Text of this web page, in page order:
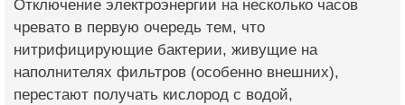
Отключение электроэнергии на несколько часов
чревато в первую очередь тем, что
нитрифицирующие бактерии, живущие на
наполнителях фильтров (особенно внешних),
перестают получать кислород с водой,